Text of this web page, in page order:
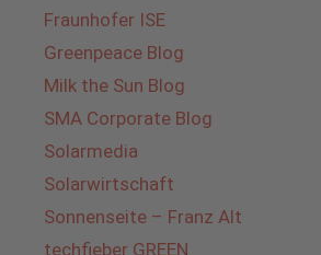
Fraunhofer ISE
Greenpeace Blog
Milk the Sun Blog
SMA Corporate Blog
Solarmedia
Solarwirtschaft
Sonnenseite – Franz Alt
techfieber GREEN